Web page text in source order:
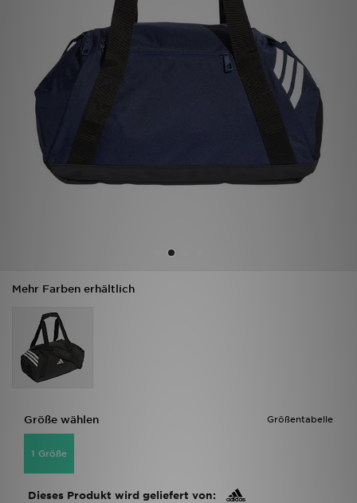
Mehr Farben erhältlich
Größentabelle
Größe wählen
1 Größe
Dieses Produkt wird geliefert von:
Lade die APP
Filialfinder
Mein JD
Hilfe & Kontakt
Geschenkgutschein